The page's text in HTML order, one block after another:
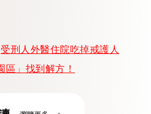
受刑人外醫住院吃掉戒護人
」找到解方！